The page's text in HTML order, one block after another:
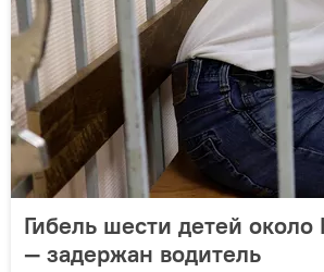
Гибель шести детей
— задержан водитель